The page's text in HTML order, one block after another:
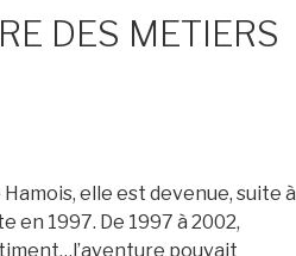
DES METIERS
elle est devenue, suite à
1997. De 1997 à 2002,
pouvait